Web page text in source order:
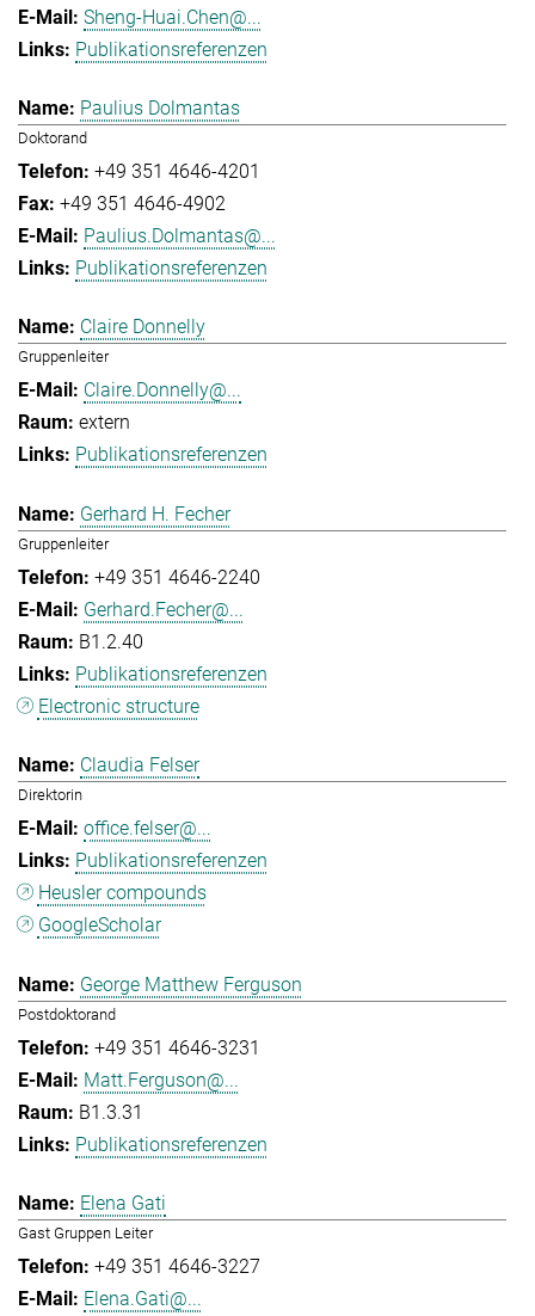
Sheng-Huai.Chen@...
Publikationsreferenzen
Paulius Dolmantas
Doktorand
+49 351 4646-4201
+49 351 4646-4902
Paulius.Dolmantas@...
Publikationsreferenzen
Claire Donnelly
Gruppenleiter
Claire.Donnelly@...
extern
Publikationsreferenzen
Gerhard H. Fecher
Gruppenleiter
+49 351 4646-2240
Gerhard.Fecher@...
B1.2.40
Publikationsreferenzen
Electronic structure
Claudia Felser
Direktorin
office.felser@...
Publikationsreferenzen
Heusler compounds
GoogleScholar
George Matthew Ferguson
Postdoktorand
+49 351 4646-3231
Matt.Ferguson@...
B1.3.31
Publikationsreferenzen
Elena Gati
Gast Gruppen Leiter
+49 351 4646-3227
Elena.Gati@...